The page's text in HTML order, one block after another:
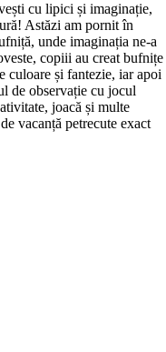
cu lipici și imaginație,
Astăzi am pornit în
unde imaginația ne-a
copiii au creat bufnițe
culoare și fantezie, iar apoi
de observație cu jocul
joacă și multe
vacanță petrecute exact